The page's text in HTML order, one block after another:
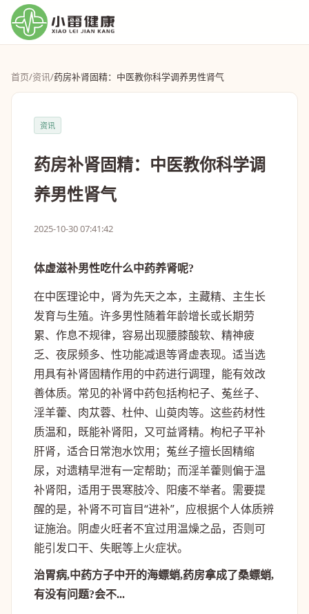
首页/资讯/药房补肾固精：中医教你科学调养男性肾气
资讯
药房补肾固精：中医教你科学调
养男性肾气
2025-10-30 07:41:42
体虚滋补男性吃什么中药养肾呢?
在中医理论中，肾为先天之本，主藏精、主生长
发育与生殖。许多男性随着年龄增长或长期劳
累、作息不规律，容易出现腰膝酸软、精神疲
乏、夜尿频多、性功能减退等肾虚表现。适当选
用具有补肾固精作用的中药进行调理，能有效改
善体质。常见的补肾中药包括枸杞子、菟丝子、
淫羊藿、肉苁蓉、杜仲、山萸肉等。这些药材性
质温和，既能补肾阳，又可益肾精。枸杞子平补
肝肾，适合日常泡水饮用；菟丝子擅长固精缩
尿，对遗精早泄有一定帮助；而淫羊藿则偏于温
补肾阳，适用于畏寒肢冷、阳痿不举者。需要提
醒的是，补肾不可盲目“进补”，应根据个人体质辨
证施治。阴虚火旺者不宜过用温燥之品，否则可
能引发口干、失眠等上火症状。
治胃病,中药方子中开的海螵蛸,药房拿成了桑螵蛸,
有没有问题?会不...